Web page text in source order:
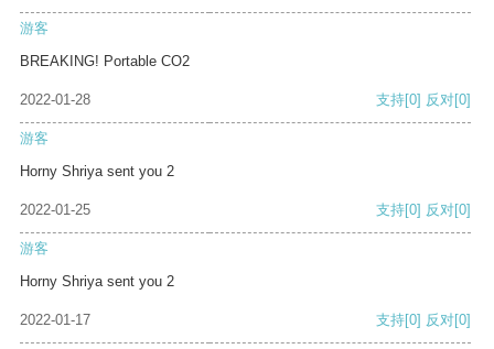
游客
BREAKING! Portable CO2
2022-01-28 支持[0] 反对[0]
游客
Horny Shriya sent you 2
2022-01-25 支持[0] 反对[0]
游客
Horny Shriya sent you 2
2022-01-17 支持[0] 反对[0]